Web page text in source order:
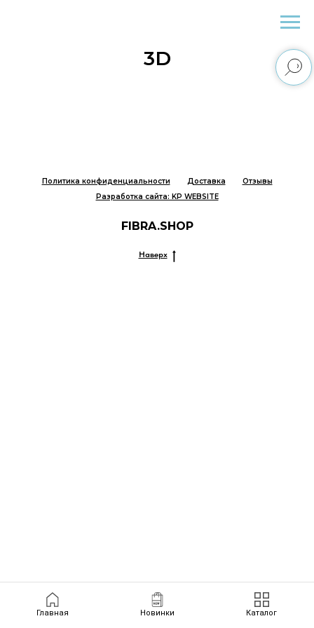
Главная Новинки Каталог
3D
Политика конфиденциальности Доставка
Отзывы
Разработка сайта: KP WEBSITE
FIBRA.SHOP
Наверх